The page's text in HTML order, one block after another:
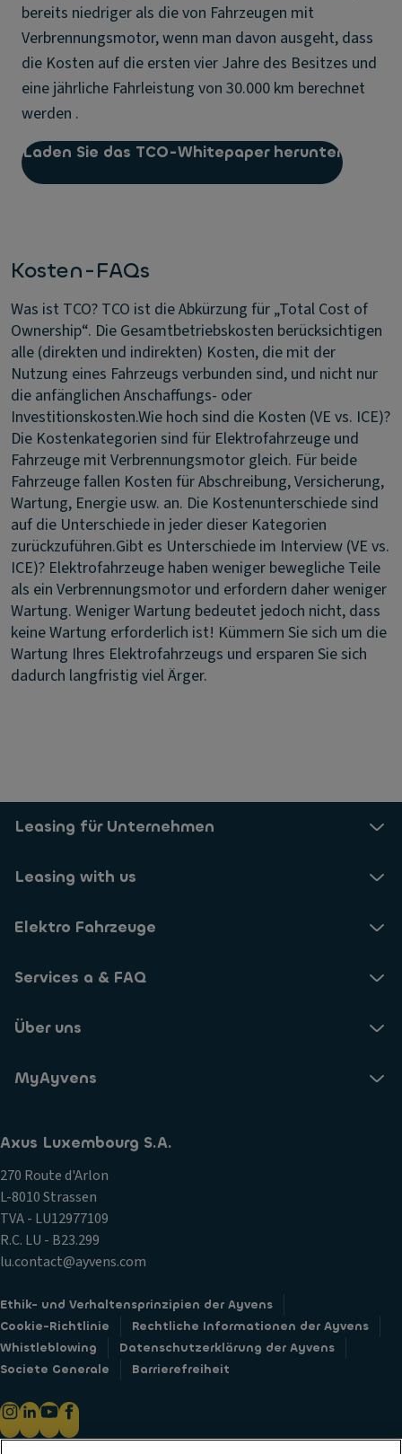
bereits niedriger als die von Fahrzeugen mit
Verbrennungsmotor, wenn man davon ausgeht, dass
die Kosten auf die ersten vier Jahre des Besitzes und
eine jährliche Fahrleistung von 30.000 km berechnet
werden .
Laden Sie das TCO-Whitepaper herunter
Kosten-FAQs
Was ist TCO? TCO ist die Abkürzung für „Total Cost of
Ownership“. Die Gesamtbetriebskosten berücksichtigen
alle (direkten und indirekten) Kosten, die mit der
Nutzung eines Fahrzeugs verbunden sind, und nicht nur
die anfänglichen Anschaffungs- oder
Investitionskosten.Wie hoch sind die Kosten (VE vs. ICE)?
Die Kostenkategorien sind für Elektrofahrzeuge und
Fahrzeuge mit Verbrennungsmotor gleich. Für beide
Fahrzeuge fallen Kosten für Abschreibung, Versicherung,
Wartung, Energie usw. an. Die Kostenunterschiede sind
auf die Unterschiede in jeder dieser Kategorien
zurückzuführen.Gibt es Unterschiede im Interview (VE vs.
ICE)? Elektrofahrzeuge haben weniger bewegliche Teile
als ein Verbrennungsmotor und erfordern daher weniger
Wartung. Weniger Wartung bedeutet jedoch nicht, dass
keine Wartung erforderlich ist! Kümmern Sie sich um die
Wartung Ihres Elektrofahrzeugs und ersparen Sie sich
dadurch langfristig viel Ärger.
Leasing für Unternehmen
Leasing with us
Elektro Fahrzeuge
Services a & FAQ
Über uns
MyAyvens
Axus Luxembourg S.A.
270 Route d'Arlon
L-8010 Strassen
TVA - LU12977109
R.C. LU - B23.299
lu.contact@ayvens.com
Ethik- und Verhaltensprinzipien der Ayvens
Cookie-Richtlinie
Rechtliche Informationen der Ayvens
Whistleblowing
Datenschutzerklärung der Ayvens
Societe Generale
Barrierefreiheit